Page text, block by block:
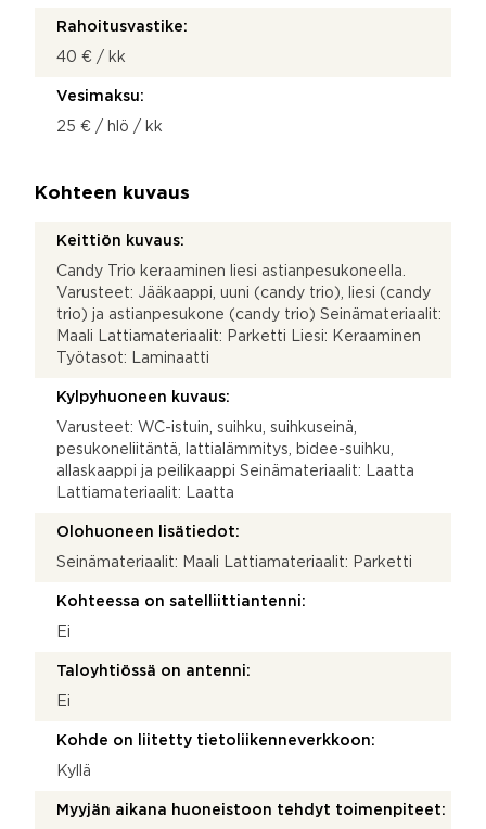
Rahoitusvastike:
40 € / kk
Vesimaksu:
25 € / hlö / kk
Kohteen kuvaus
Keittiön kuvaus:
Candy Trio keraaminen liesi astianpesukoneella.
Varusteet: Jääkaappi, uuni (candy trio), liesi (candy
trio) ja astianpesukone (candy trio) Seinämateriaalit:
Maali Lattiamateriaalit: Parketti Liesi: Keraaminen
Työtasot: Laminaatti
Kylpyhuoneen kuvaus:
Varusteet: WC-istuin, suihku, suihkuseinä,
pesukoneliitäntä, lattialämmitys, bidee-suihku,
allaskaappi ja peilikaappi Seinämateriaalit: Laatta
Lattiamateriaalit: Laatta
Olohuoneen lisätiedot:
Seinämateriaalit: Maali Lattiamateriaalit: Parketti
Kohteessa on satelliittiantenni:
Ei
Taloyhtiössä on antenni:
Ei
Kohde on liitetty tietoliikenneverkkoon:
Kyllä
Myyjän aikana huoneistoon tehdyt toimenpiteet: